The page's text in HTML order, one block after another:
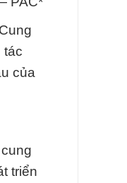
tác
của
triển